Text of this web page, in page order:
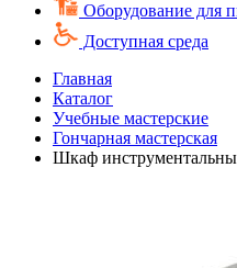
Оборудование для
Доступная среда
Главная
Каталог
Учебные мастерские
Гончарная мастерская
Шкаф